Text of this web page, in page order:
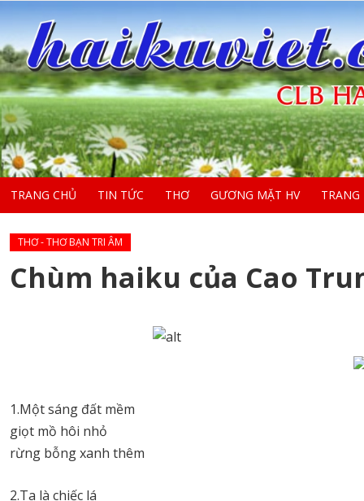
TRANG CHỦ TIN TỨC THƠ GƯƠNG MẶT HV
THƠ - THƠ BẠN TRI ÂM
Chùm haiku của Cao
1.Một sáng đất mềm
giọt mồ hôi nhỏ
rừng bỗng xanh thêm
2.Ta là chiếc lá